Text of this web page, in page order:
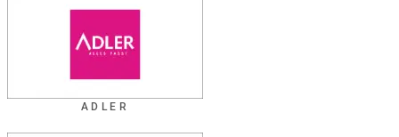
ADLER